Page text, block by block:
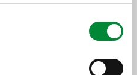
14. 10. 2025